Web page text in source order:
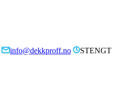
info@dekkproff.no
STENGT